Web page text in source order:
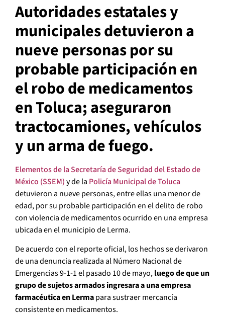
Autoridades estatales y
municipales detuvieron a
nueve personas por su
probable participación en
el robo de medicamentos
en Toluca; aseguraron
tractocamiones, vehículos
y un arma de fuego.
Elementos de la Secretaría de Seguridad del Estado de
México (SSEM)y de la Policía Municipal de Toluca
detuvieron a nueve personas, entre ellas una menor de
edad, por su probable participación en el delito de robo
con violencia de medicamentos ocurrido en una empresa
ubicada en el municipio de Lerma.
De acuerdo con el reporte oficial, los hechos se derivaron
de una denuncia realizada al Número Nacional de
Emergencias 9-1-1 el pasado 10 de mayo,luego de que un
grupo de sujetos armados ingresara a una empresa
farmacéutica en Lermapara sustraer mercancía
consistente en medicamentos.